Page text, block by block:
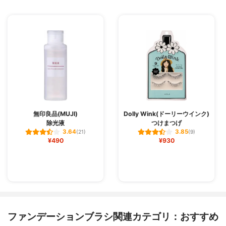
無印良品(MUJI)
除光液
3.64(21)
¥490
Dolly Wink(ドーリーウインク)
つけまつげ
3.85(9)
¥930
ファンデーションブラシ関連カテゴリ：おすすめ